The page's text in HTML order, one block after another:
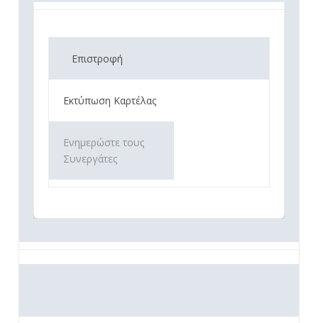
Επιστροφή
Εκτύπωση Καρτέλας
Ενημερώστε τους
Συνεργάτες